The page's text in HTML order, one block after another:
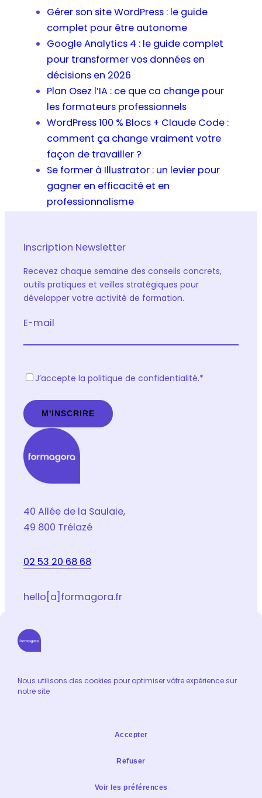
Nous utilisons des cookies pour optimiser vôtre expérience sur
notre site
Accepter
Refuser
Voir les préférences
Gérer son site WordPress : le guide
complet pour être autonome
Google Analytics 4 : le guide complet
pour transformer vos données en
décisions en 2026
Plan Osez l’IA : ce que ca change pour
les formateurs professionnels
WordPress 100 % Blocs + Claude Code :
comment ça change vraiment votre
façon de travailler ?
Se former à Illustrator : un levier pour
gagner en efficacité et en
professionnalisme
Inscription Newsletter
Recevez chaque semaine des conseils concrets,
outils pratiques et veilles stratégiques pour
développer votre activité de formation.
E-mail
R
P
D
*
J’accepte la politique de confidentialité.*
40 Allée de la Saulaie,
49 800 Trélazé
02 53 20 68 68
hello[a]formagora.fr
Suivez-nous sur les réseaux sociaux
Catalogue de formation
Politique de confidentialité